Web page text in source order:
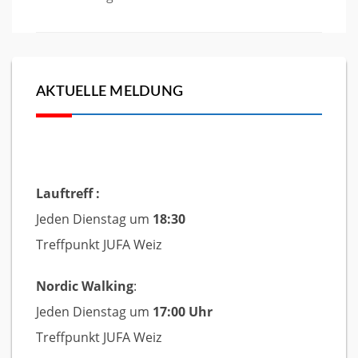
AKTUELLE MELDUNG
Lauftreff :
Jeden Dienstag um 18:30
Treffpunkt JUFA Weiz
Nordic Walking:
Jeden Dienstag um 17:00 Uhr
Treffpunkt JUFA Weiz